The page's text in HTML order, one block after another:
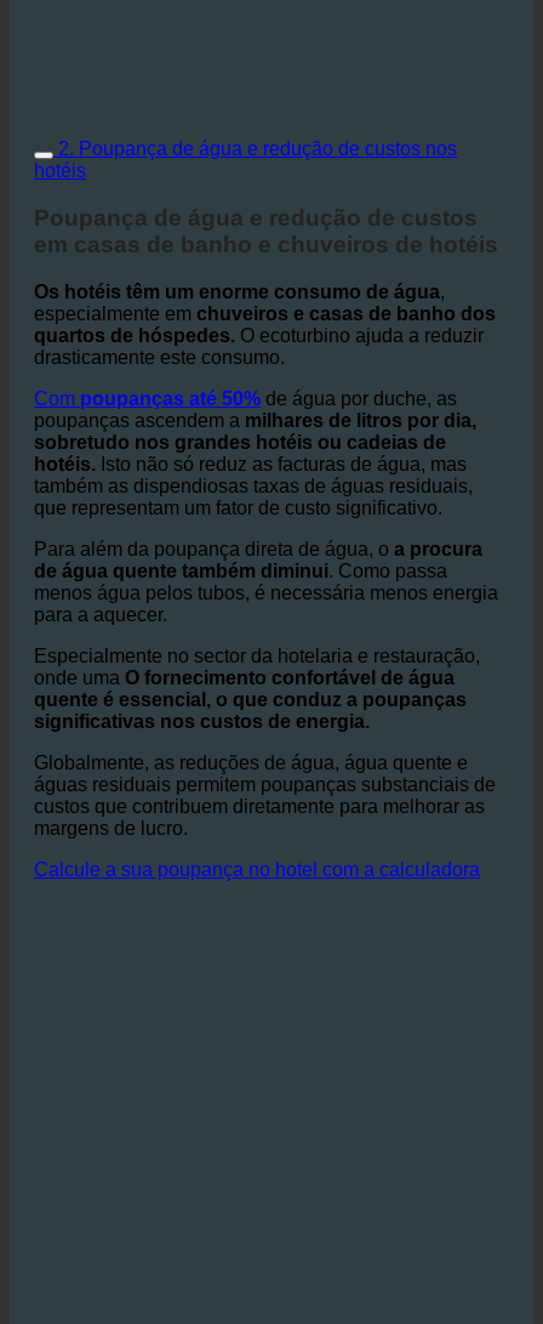
hotéis
em casas de banho e chuveiros de hotéis
Os hotéis têm um enorme consumo de água,
especialmente em chuveiros e casas de banho dos
quartos de hóspedes.O ecoturbino ajuda a reduzir
drasticamente este consumo.
Compoupanças até 50%de água por duche, as
poupanças ascendem amilhares de litros por dia,
sobretudo nos grandes hotéis ou cadeias de
hotéis.Isto não só reduz as facturas de água, mas
também as dispendiosas taxas de águas residuais,
que representam um fator de custo significativo.
Para além da poupança direta de água, oa procura
de água quente também diminui
menos água pelos tubos, é necessária menos energia
para a aquecer.
Especialmente no sector da hotelaria e restauração,
onde umaO fornecimento confortável de água
quente é essencial, o que conduz a poupanças
significativas nos custos de energia.
Globalmente, as reduções de água, água quente e
águas residuais permitem poupanças substanciais de
custos que contribuem diretamente para melhorar as
margens de lucro.